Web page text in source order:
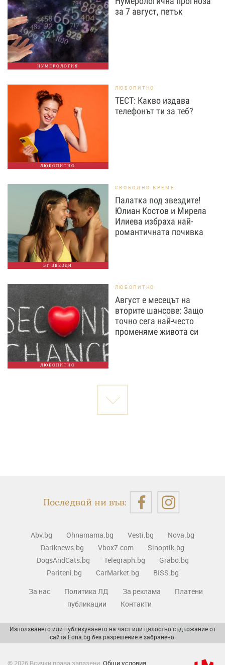
НУМЕРОЛОГИЯ
за 7 август, петък
ЛЮБОПИТНО
ЛЮБОПИТНО
ТЕСТ: Какво издава
телефонът ти за теб?
БГ ЗВЕЗДИ
СВОБОДНО ВРЕМЕ
Палатка под звездите!
Юлиан Костов и Мирела
Илиева избраха най-
романтичната почивка
ЛЮБОПИТНО
ЛЮБОПИТНО
Август е месецът на
вторите шансове: Защо
точно сега най-често
променяме живота си
Последвай ни във:
Abv.bg Ohnamama.bg Vesti.bg
Nova.bg
Dariknews.bg
Vbox7.com
Sinoptik.bg
DogsAndCats.bg
Telegraph.bg
Grabo.bg
Pariteni.bg
CarMarket.bg
BISS.bg
За нас
Политика ЛД За реклама
Платени
публикации
Контакти
Използването или публикуването на част или цялостно съдържание от
сайта Edna.bg без разрешение е забранено.
© 2026 Всички права запазени. Общи условия